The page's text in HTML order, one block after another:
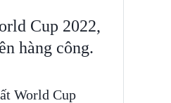
Cup 2022,
hàng công.
World Cup